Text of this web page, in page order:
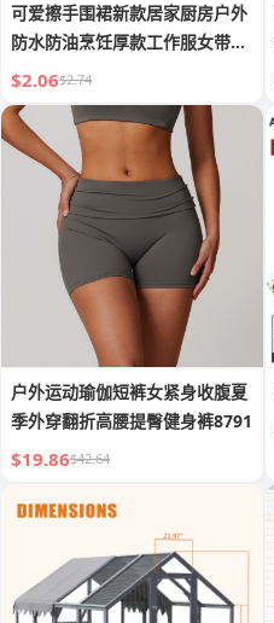
可爱擦手围裙新款居家厨房户外
防水防油烹饪厚款工作服女带口
袋
$2.06$2.74
户外运动瑜伽短裤女紧身收腹夏
季外穿翻折高腰提臀健身裤8791
$19.86$42.64